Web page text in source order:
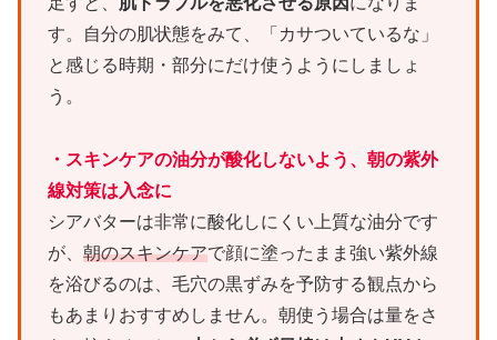
す。自分の肌状態をみて、「カサついているな」
と感じる時期・部分にだけ使うようにしましょ
う。
・スキンケアの油分が酸化しないよう、朝の紫外
線対策は入念に
シアバターは非常に酸化しにくい上質な油分です
が、 朝のスキンケアで顔に塗ったまま強い紫外線
を浴びるのは、毛穴の黒ずみを予防する観点から
もあまりおすすめしません。朝使う場合は量をさ